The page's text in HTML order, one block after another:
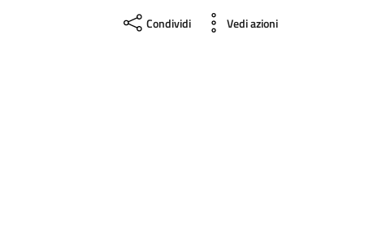
Condividi Vedi azioni